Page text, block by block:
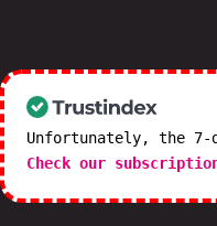
Unfortunately, the
Check our